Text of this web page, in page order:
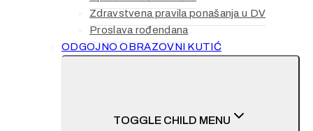
Zdravstvena pravila ponašanja u DV
Proslava rođendana
ODGOJNO OBRAZOVNI KUTIĆ
TOGGLE CHILD MENU